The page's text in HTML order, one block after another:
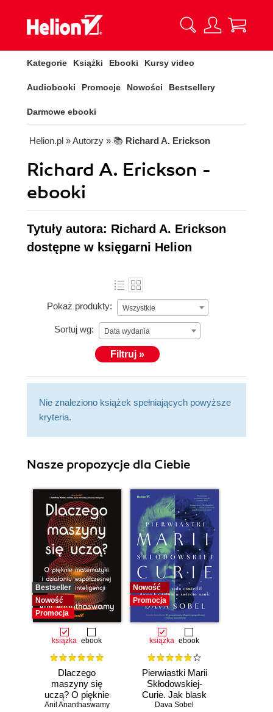
Kategorie Książki Ebooki Kursy video
Audiobooki Promocje Nowości Bestsellery
Darmowe ebooki
Helion.pl » Autorzy » 📚 Richard A. Erickson
Richard A. Erickson -
ebooki
Tytuły autora: Richard A. Erickson
dostępne w księgarni Helion
Pokaż produkty: Wszystkie
Sortuj wg: Data wydania
Filtruj »
Nie znaleziono książek spełniających powyższe
kryteria.
Nasze propozycje dla Ciebie
Bestseller
Nowość
Promocja
książka ebook
Dlaczego
maszyny się
uczą? O pięknie
matematyki i
Anil Ananthaswamy
Nowość
Promocja
książka ebook
Pierwiastki Marii
Skłodowskiej-
Curie. Jak blask
radu oświetlił drogę
Dava Sobel